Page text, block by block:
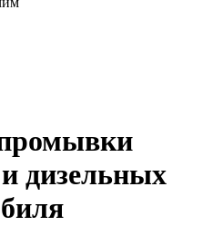
дизельных